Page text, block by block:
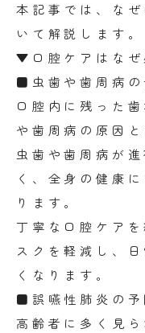
本記事では、な
いて解説します。
▼口腔ケアはなぜ
■虫歯や歯周病の
口腔内に残った
や歯周病の原因と
虫歯や歯周病が
く、全身の健康
ります。
丁寧な口腔ケア
スクを軽減し、
くなります。
■誤嚥性肺炎の予
高齢者に多く見